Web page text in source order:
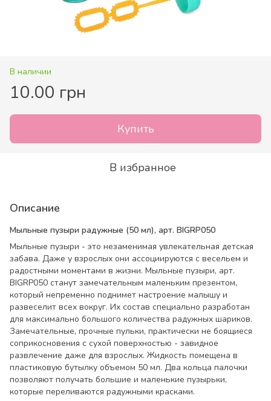
В наличии
10.00 грн
Купить
В избранное
Описание
Мыльные пузыри радужные (50 мл), арт. BIGRP050
Мыльные пузыри - это незаменимая увлекательная детская
забава. Даже у взрослых они ассоциируются с весельем и
радостными моментами в жизни. Мыльные пузыри, арт.
BIGRP050 станут замечательным маленьким презентом,
который непременно поднимет настроение малышу и
развеселит всех вокруг. Их состав специально разработан
для максимально большого количества радужных шариков.
Замечательные, прочные пульки, практически не боящиеся
соприкосновения с сухой поверхностью - завидное
развлечение даже для взрослых. Жидкость помещена в
пластиковую бутылку объемом 50 мл. Два кольца палочки
позволяют получать большие и маленькие пузырьки,
которые переливаются радужными красками.